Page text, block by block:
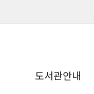
도서관안내